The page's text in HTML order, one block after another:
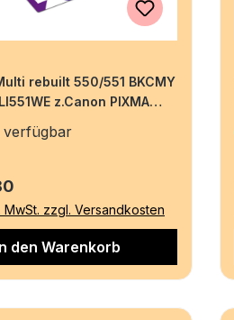
rebuilt 550/551 BKCMY
z.Canon PIXMA
Preis:
MwSt. zzgl. Versandkosten
den Warenkorb